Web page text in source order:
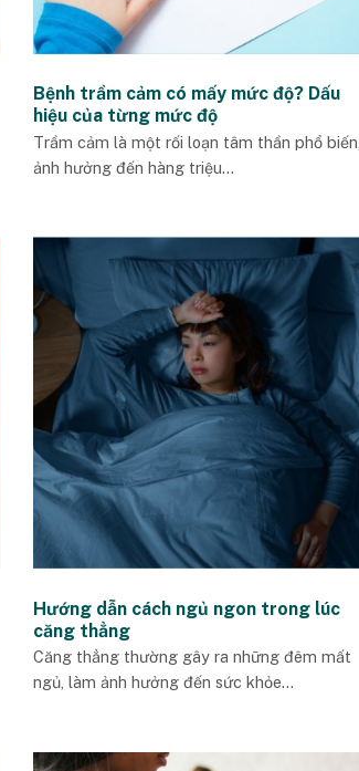
Bệnh trầm cảm có mấy mức độ? Dấu
hiệu của từng mức độ
Trầm cảm là một rối loạn tâm thần phổ biến,
ảnh hưởng đến hàng triệu...
Hướng dẫn cách ngủ ngon trong lúc
căng thẳng
Căng thẳng thường gây ra những đêm mất
ngủ, làm ảnh hưởng đến sức khỏe...